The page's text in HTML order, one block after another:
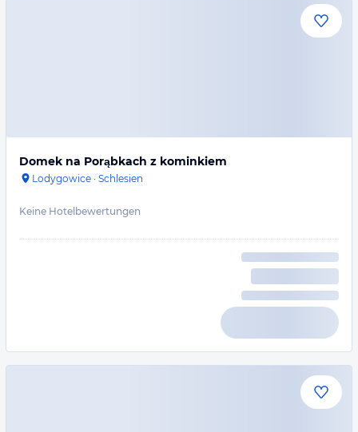
Domek na Porąbkach z kominkiem
Lodygowice · Schlesien
Keine Hotelbewertungen